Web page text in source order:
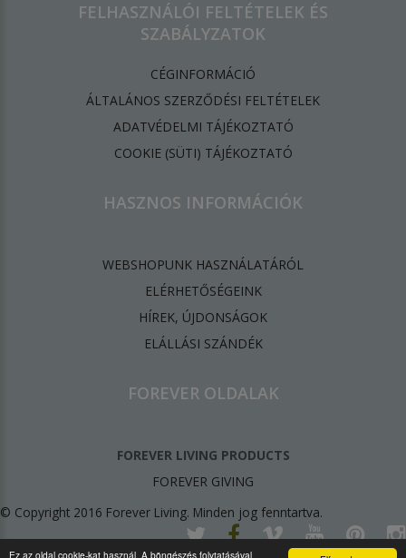
Ez az oldal cookie-kat használ. A böngészés folytatásával
FELHASZNÁLÓI FELTÉTELEK ÉS
SZABÁLYZATOK
CÉGINFORMÁCIÓ
ÁLTALÁNOS SZERZŐDÉSI FELTÉTELEK
ADATVÉDELMI TÁJÉKOZTATÓ
​COOKIE (SÜTI) TÁJÉKOZTATÓ
HASZNOS INFORMÁCIÓK
WEBSHOPUNK HASZNÁLATÁRÓL
ELÉRHETŐSÉGEINK
HÍREK, ÚJDONSÁGOK
ELÁLLÁSI SZÁNDÉK
FOREVER OLDALAK
FOREVER LIVING PRODUCTS
FOREVER GIVING
© Copyright 2016 Forever Living. Minden jog fenntartva.